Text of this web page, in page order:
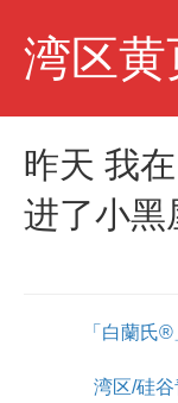
湾区黄
昨天 我
进了小黑
「白蘭氏
湾区/硅